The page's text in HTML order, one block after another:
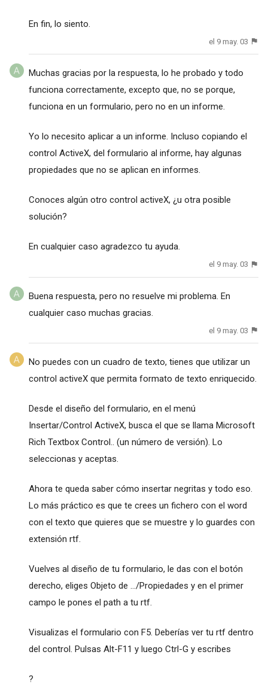
En fin, lo siento.
el 9 may. 03
Muchas gracias por la respuesta, lo he probado y todo
funciona correctamente, excepto que, no se porque,
funciona en un formulario, pero no en un informe.
Yo lo necesito aplicar a un informe. Incluso copiando el
control ActiveX, del formulario al informe, hay algunas
propiedades que no se aplican en informes.
Conoces algún otro control activeX, ¿u otra posible
solución?
En cualquier caso agradezco tu ayuda.
el 9 may. 03
Buena respuesta, pero no resuelve mi problema. En
cualquier caso muchas gracias.
el 9 may. 03
No puedes con un cuadro de texto, tienes que utilizar un
control activeX que permita formato de texto enriquecido.
Desde el diseño del formulario, en el menú
Insertar/Control ActiveX, busca el que se llama Microsoft
Rich Textbox Control.. (un número de versión). Lo
seleccionas y aceptas.
Ahora te queda saber cómo insertar negritas y todo eso.
Lo más práctico es que te crees un fichero con el word
con el texto que quieres que se muestre y lo guardes con
extensión rtf.
Vuelves al diseño de tu formulario, le das con el botón
derecho, eliges Objeto de .../Propiedades y en el primer
campo le pones el path a tu rtf.
Visualizas el formulario con F5. Deberías ver tu rtf dentro
del control. Pulsas Alt-F11 y luego Ctrl-G y escribes
?